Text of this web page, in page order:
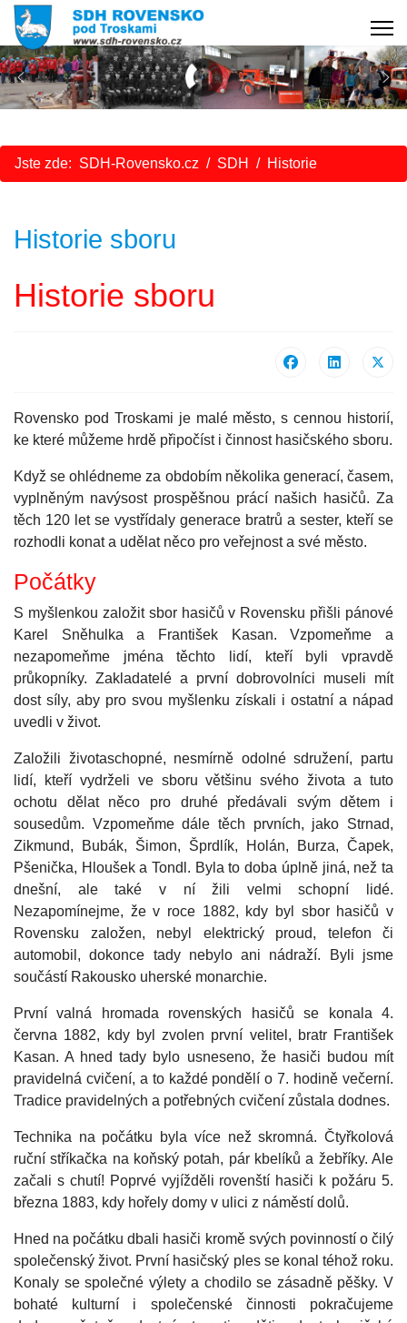
Jste zde: SDH-Rovensko.cz SDH Historie
Historie sboru
Historie sboru
Rovensko pod Troskami je malé město, s cennou historií,
ke které můžeme hrdě připočíst i činnost hasičského sboru.
Když se ohlédneme za obdobím několika generací, časem,
vyplněným navýsost prospěšnou prácí našich hasičů. Za
těch 120 let se vystřídaly generace bratrů a sester, kteří se
rozhodli konat a udělat něco pro veřejnost a své město.
Počátky
S myšlenkou založit sbor hasičů v Rovensku přišli pánové
Karel Sněhulka a František Kasan. Vzpomeňme a
nezapomeňme jména těchto lidí, kteří byli vpravdě
průkopníky. Zakladatelé a první dobrovolníci museli mít
dost síly, aby pro svou myšlenku získali i ostatní a nápad
uvedli v život.
Založili životaschopné, nesmírně odolné sdružení, partu
lidí, kteří vydrželi ve sboru většinu svého života a tuto
ochotu dělat něco pro druhé předávali svým dětem i
sousedům. Vzpomeňme dále těch prvních, jako Strnad,
Zikmund, Bubák, Šimon, Šprdlík, Holán, Burza, Čapek,
Pšenička, Hloušek a Tondl. Byla to doba úplně jiná, než ta
dnešní, ale také v ní žili velmi schopní lidé.
Nezapomínejme, že v roce 1882, kdy byl sbor hasičů v
Rovensku založen, nebyl elektrický proud, telefon či
automobil, dokonce tady nebylo ani nádraží. Byli jsme
součástí Rakousko uherské monarchie.
První valná hromada rovenských hasičů se konala 4.
června 1882, kdy byl zvolen první velitel, bratr František
Kasan. A hned tady bylo usneseno, že hasiči budou mít
pravidelná cvičení, a to každé pondělí o 7. hodině večerní.
Tradice pravidelných a potřebných cvičení zůstala dodnes.
Technika na počátku byla více než skromná. Čtyřkolová
ruční stříkačka na koňský potah, pár kbelíků a žebříky. Ale
začali s chutí! Poprvé vyjížděli rovenští hasiči k požáru 5.
března 1883, kdy hořely domy v ulici z náměstí dolů.
Hned na počátku dbali hasiči kromě svých povinností o čilý
společenský život. První hasičský ples se konal téhož roku.
Konaly se společné výlety a chodilo se zásadně pěšky. V
bohaté kulturní i společenské činnosti pokračujeme